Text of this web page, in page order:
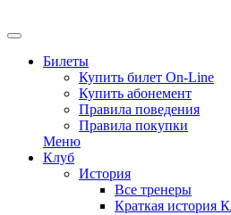
Билеты
Купить билет On-Line
Купить абонемент
Правила поведения
Правила покупки
Меню
Клуб
История
Все тренеры
Краткая история